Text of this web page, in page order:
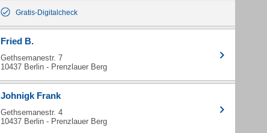
Gratis-Digitalcheck
Fried B.
Gethsemanestr. 7
10437 Berlin - Prenzlauer Berg
Johnigk Frank
Gethsemanestr. 4
10437 Berlin - Prenzlauer Berg